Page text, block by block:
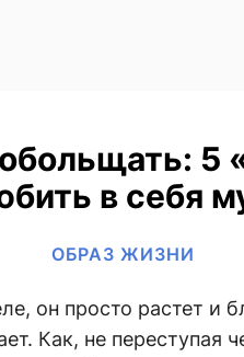
5
в себя
ОБРАЗ ЖИЗНИ
он просто растет и
Как, не переступая